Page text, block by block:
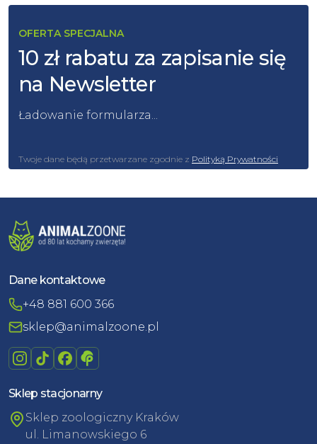
OFERTA SPECJALNA
10 zł rabatu za zapisanie się
na Newsletter
Ładowanie formularza...
Twoje dane będą przetwarzane zgodnie z Polityką Prywatności
Dane kontaktowe
+48 881 600 366
sklep@animalzoone.pl
Sklep stacjonarny
Sklep zoologiczny Kraków
ul. Limanowskiego 6